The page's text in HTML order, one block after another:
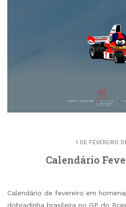
1 DE FEVEREIRO
Calendário
Calendário de fevereiro em
dobradinha brasileira no GP do